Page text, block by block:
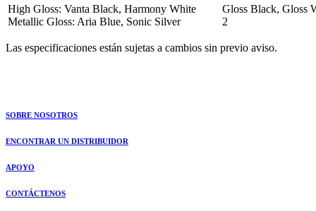
High Gloss: Vanta Black, Harmony White
Metallic Gloss: Aria Blue, Sonic Silver
Gloss Black, Gloss
2
Las especificaciones están sujetas a cambios sin previo aviso.
SOBRE NOSOTROS
ENCONTRAR UN DISTRIBUIDOR
APOYO
CONTÁCTENOS